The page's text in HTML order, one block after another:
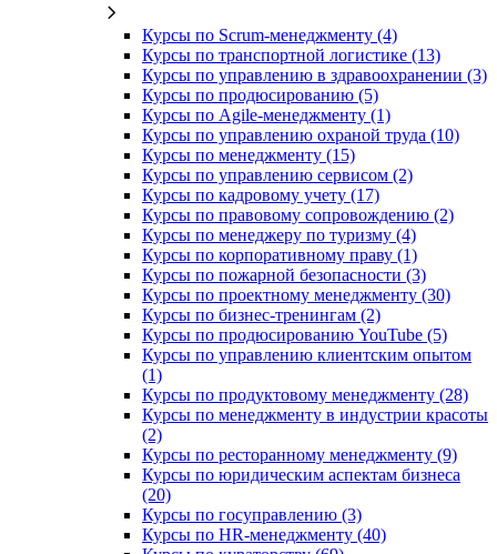
Курсы по Scrum-менеджменту (4)
Курсы по транспортной логистике (13)
Курсы по управлению в здравоохранении (3)
Курсы по продюсированию (5)
Курсы по Agile-менеджменту (1)
Курсы по управлению охраной труда (10)
Курсы по менеджменту (15)
Курсы по управлению сервисом (2)
Курсы по кадровому учету (17)
Курсы по правовому сопровождению (2)
Курсы по менеджеру по туризму (4)
Курсы по корпоративному праву (1)
Курсы по пожарной безопасности (3)
Курсы по проектному менеджменту (30)
Курсы по бизнес-тренингам (2)
Курсы по продюсированию YouTube (5)
Курсы по управлению клиентским опытом
(1)
Курсы по продуктовому менеджменту (28)
Курсы по менеджменту в индустрии красоты
(2)
Курсы по ресторанному менеджменту (9)
Курсы по юридическим аспектам бизнеса
(20)
Курсы по госуправлению (3)
Курсы по HR-менеджменту (40)